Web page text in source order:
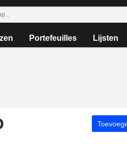
Portefeuilles Lijsten